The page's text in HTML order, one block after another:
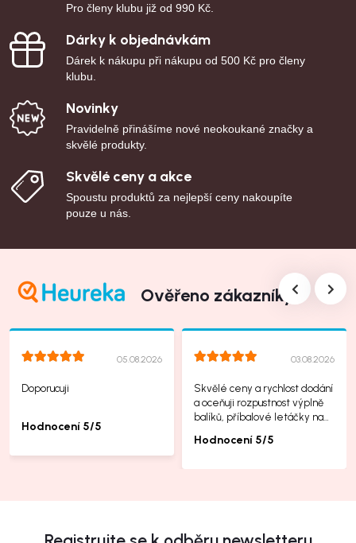
Pro členy klubu již od 990 Kč.
Dárky k objednávkám
Dárek k nákupu při nákupu od 500 Kč pro členy
klubu.
Novinky
Pravidelně přinášíme nové neokoukané značky a
skvělé produkty.
Skvělé ceny a akce
Spoustu produktů za nejlepší ceny nakoupíte
pouze u nás.
Ověřeno zákazníky
05.08.2026
Doporucuji
Hodnocení 5/5
03.08.2026
Skvělé ceny a rychlost dodání
a oceňuji rozpustnost výplně
balíků, příbalové letáčky na
Hodnocení 5/5